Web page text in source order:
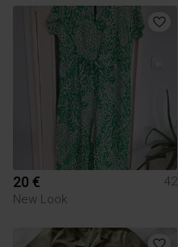
20 €
42
New Look